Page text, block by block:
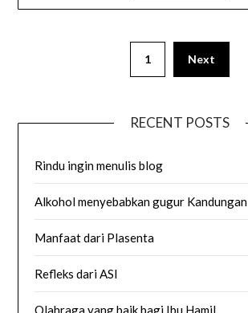
1 Next
RECENT POSTS
Rindu ingin menulis blog
Alkohol menyebabkan gugur Kandungan
Manfaat dari Plasenta
Refleks dari ASI
Olahraga yang baik bagi Ibu Hamil